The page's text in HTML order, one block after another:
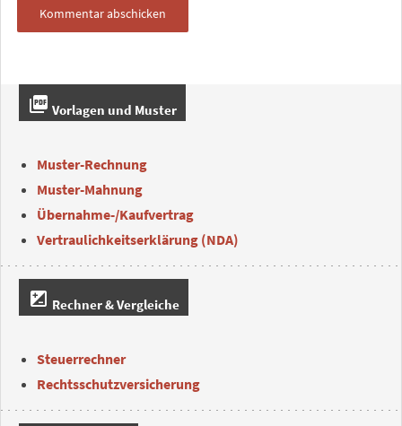
picture_as_pdf Vorlagen und Muster
Muster-Rechnung
Muster-Mahnung
Übernahme-/Kaufvertrag
Vertraulichkeitserklärung (NDA)
iso Rechner & Vergleiche
Steuerrechner
Rechtsschutzversicherung